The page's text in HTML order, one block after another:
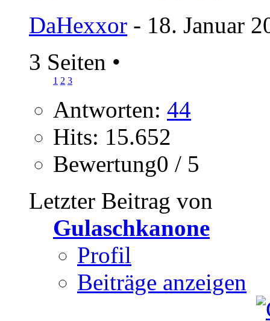
DaHexxor - 18. Januar
3 Seiten •
1 2 3
Antworten: 44
Hits: 15.652
Bewertung0 / 5
Letzter Beitrag von
Gulaschkanone
Profil
Beiträge anzeigen